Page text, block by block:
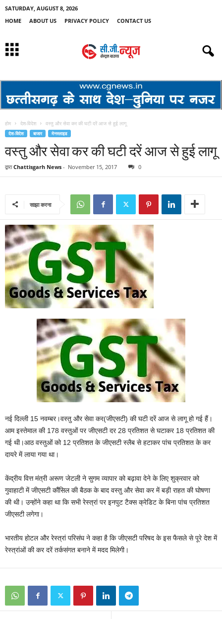
SATURDAY, AUGUST 8, 2026
HOME
ABOUT US PRIVACY POLICY CONTACT US
होम देश-विदेश वस्तु और सेवा कर की घटी दरें आज से हुई लागू
देश-विदेश बाजार मेनस्लाइड
वस्तु और सेवा कर की घटी दरें आज से हुई लागू
द्वारा Chattisgarh News - November 15, 2017 0
साझा करना
नई दिल्ली 15 नवम्बर।वस्तु और सेवा कर(जीएसटी) की घटी दरें आज से लागू हो गई हैं।
आम इस्तेमाल की 178 वस्तुओं पर जीएसटी दर 28 प्रतिशत से घटाकर 18 प्रतिशत की
गई थी।आठ वस्तुओं को 12 प्रतिशत के जीएसटी स्लैब से हटाकर पांच प्रतिशत के कर
दायरे में लाया गया था।
केंद्रीय वित्त मंत्री अरूण जेटली ने सुगम व्यापार को बढ़ावा देने के लिए शुक्रवार को
गुवाहाटी में जीएसटी कौंसिल की बैठक के बाद वस्तु और सेवा कर में बड़ी राहत की घोषणा
की थी। उन्होंने कहा था कि सभी रेस्त्रां पर इनपुट टैक्स क्रेडिट के बिना पांच प्रतिशत
जीएसटी लगेगा।
भारतीय होटल और रेस्त्रां परिसंघ ने कहा है कि जीएसटी परिषद के इस फैसले से पूरे देश में
रेस्त्रांओं की कर दरें तर्कसंगत बनाने में मदद मिलेगी।